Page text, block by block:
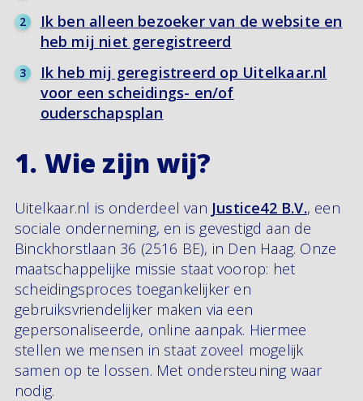
Ik ben alleen bezoeker van de website en
heb mij niet geregistreerd
Ik heb mij geregistreerd op Uitelkaar.nl
voor een scheidings- en/of
ouderschapsplan
1. Wie zijn wij?
Uitelkaar.nl is onderdeel van Justice42 B.V., een
sociale onderneming, en is gevestigd aan de
Binckhorstlaan 36 (2516 BE), in Den Haag. Onze
maatschappelijke missie staat voorop: het
scheidingsproces toegankelijker en
gebruiksvriendelijker maken via een
gepersonaliseerde, online aanpak. Hiermee
stellen we mensen in staat zoveel mogelijk
samen op te lossen. Met ondersteuning waar
nodig.